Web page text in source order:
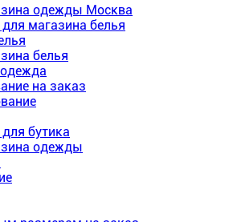
одежды Москва
магазина белья
белья
на заказ
бутика
одежды